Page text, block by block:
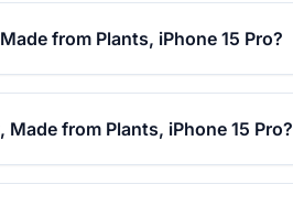
from Plants, iPhone 15 Pro?
from Plants, iPhone 15 Pro?